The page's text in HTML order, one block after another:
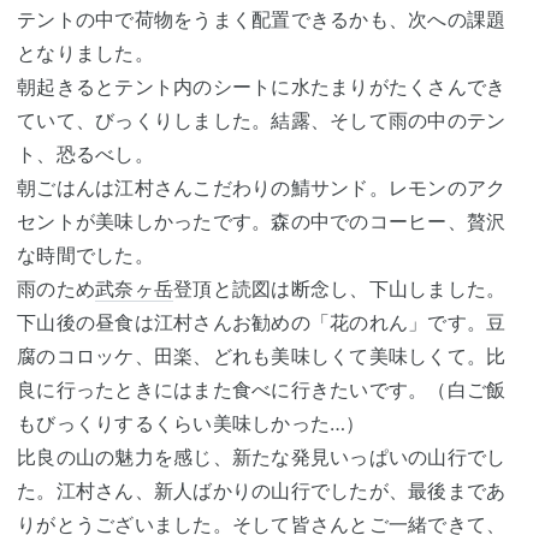
テントの中で荷物をうまく配置できるかも、次への課題
となりました。
朝起きるとテント内のシートに水たまりがたくさんでき
ていて、びっくりしました。結露、そして雨の中のテン
ト、恐るべし。
朝ごはんは江村さんこだわりの鯖サンド。レモンのアク
セントが美味しかったです。森の中でのコーヒー、贅沢
な時間でした。
雨のため武奈ヶ岳登頂と読図は断念し、下山しました。
下山後の昼食は江村さんお勧めの「花のれん」です。豆
腐のコロッケ、田楽、どれも美味しくて美味しくて。比
良に行ったときにはまた食べに行きたいです。（白ご飯
もびっくりするくらい美味しかった…）
比良の山の魅力を感じ、新たな発見いっぱいの山行でし
た。江村さん、新人ばかりの山行でしたが、最後まであ
りがとうございました。そして皆さんとご一緒できて、